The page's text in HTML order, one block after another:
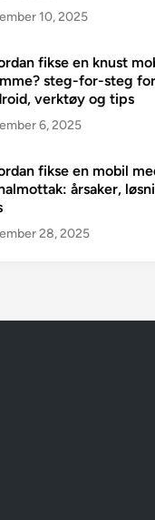
10, 2025
fikse en knust
steg-for-steg
verktøy og tips
6, 2025
fikse en mobil
årsaker,
28, 2025